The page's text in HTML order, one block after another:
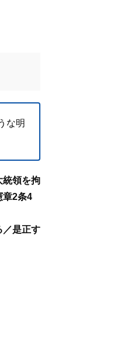
な明
統領を拘
章2条4
／是正す